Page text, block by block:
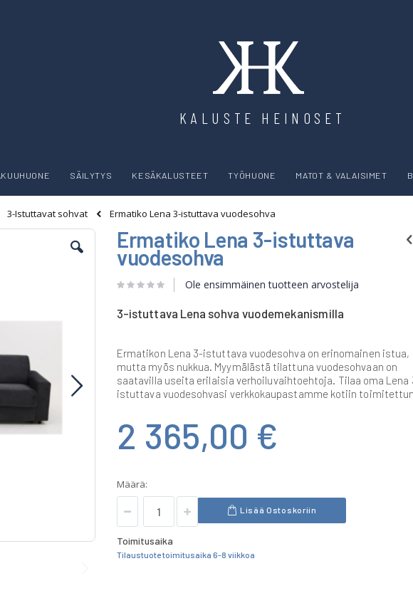
KALUSTE HEINOSET
SÄILYTYS KESÄKALUSTEET TYÖHUONE MATOT & VALAISIMET
3-Istuttavat sohvat
Ermatiko Lena 3-istuttava vuodesohva
Ermatiko Lena 3-istuttava
vuodesohva
Ole ensimmäinen tuotteen arvostelija
3-istuttava Lena sohva vuodemekanismilla
Ermatikon Lena 3-istuttava vuodesohva on erinomainen istua,
mutta myös nukkua. Myymälästä tilattuna vuodesohvaan on
saatavilla useita erilaisia verhoiluvaihtoehtoja. Tilaa oma Lena
istuttava vuodesohvasi verkkokaupastamme kotiin
2 365,00 €
Määrä:
Lisää Ostoskoriin
Toimitusaika
Tilaustuote toimitusaika 6-8 viikkoa